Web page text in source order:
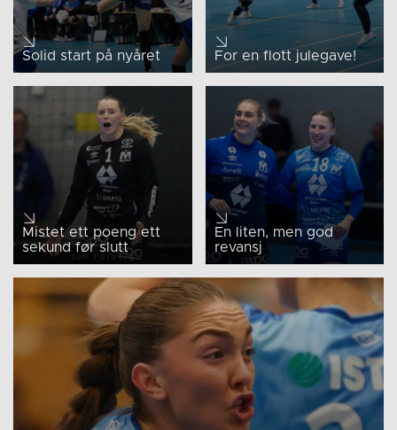
Solid start på nyåret For en flott julegave!
Mistet ett poeng ett
sekund før slutt
En liten, men god
revansj